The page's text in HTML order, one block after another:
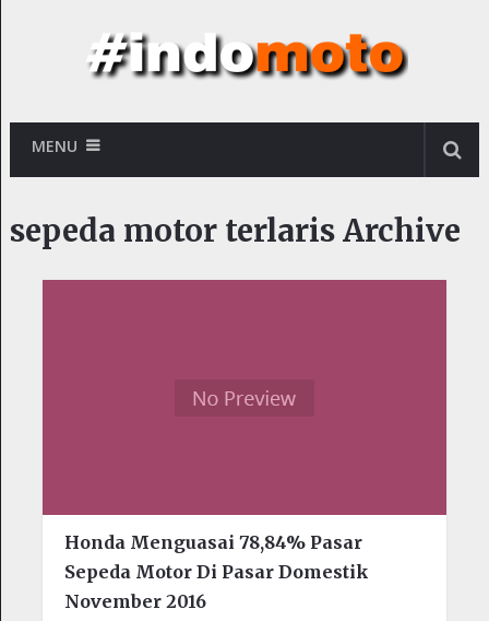
MENU
sepeda motor terlaris Archive
Honda Menguasai 78,84% Pasar
Sepeda Motor Di Pasar Domestik
November 2016